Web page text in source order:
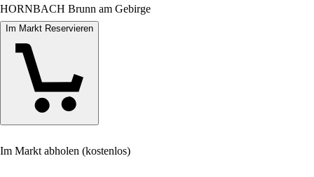
HORNBACH Brunn am Gebirge
Im Markt Reservieren
Im Markt abholen (kostenlos)